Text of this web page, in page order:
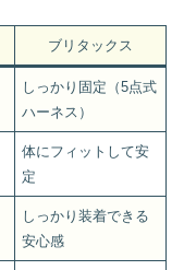
ブリタックス
しっかり固定（5点式
ハーネス）
体にフィットして安
定
しっかり装着できる
安心感